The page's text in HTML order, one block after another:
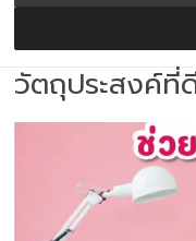
วัตถุประสงค์ที่